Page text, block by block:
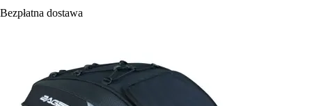
Bezpłatna dostawa